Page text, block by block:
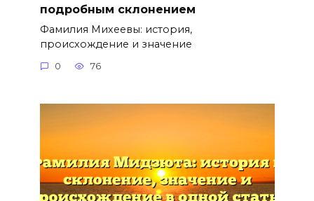
подробным склонением
Фамилия Михеевы: история,
происхождение и значение
0 76